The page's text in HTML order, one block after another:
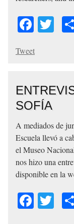
Tweet
SOFÍA
A mediados de
Escuela llevó a
el Museo
nos hizo una
disponible en la